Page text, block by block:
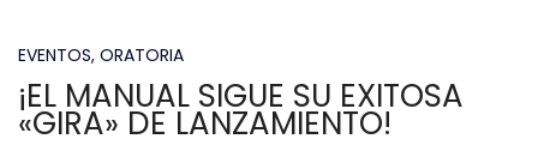
EVENTOS, ORATORIA
¡EL MANUAL SIGUE SU EXITOSA
«GIRA» DE LANZAMIENTO!